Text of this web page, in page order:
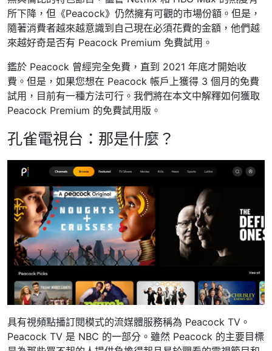
所下降，但《Peacock》仍然擁有可觀的市場份額。但是，
隨著消費者越來越意識到自己現在必須花費的金額，他們越
來越好奇是否有 Peacock Premium 免費試用。
鑑於 Peacock 曾經完全免費，直到 2021 年底才開始收
費。但是，如果您想在 Peacock 帳戶上獲得 3 個月的免費
試用，目前有一種方法可行。我們將在本文中解釋如何獲取
Peacock Premium 的免費試用版。
孔雀電視台：那是什麼？
具有視頻點播訂閱模式的流媒體服務稱為 Peacock TV。
Peacock TV 是 NBC 的一部分。雖然 Peacock 的主要目標